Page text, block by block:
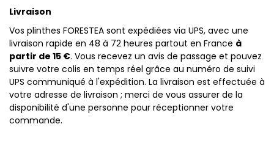
Livraison
Vos plinthes FORESTEA sont expédiées via UPS, avec une
livraison rapide en 48 à 72 heures partout en France à
partir de 15 €. Vous recevez un avis de passage et pouvez
suivre votre colis en temps réel grâce au numéro de suivi
UPS communiqué à l'expédition. La livraison est effectuée à
votre adresse de livraison ; merci de vous assurer de la
disponibilité d'une personne pour réceptionner votre
commande.